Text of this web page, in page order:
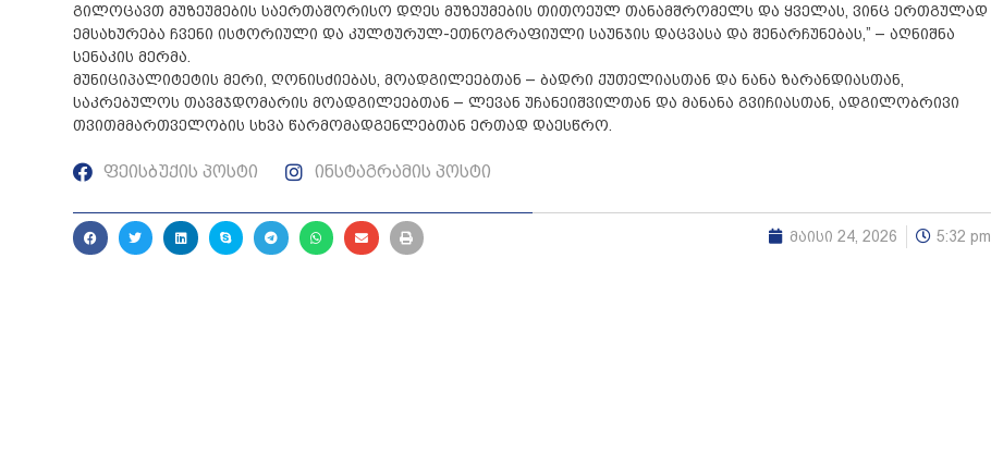
გილოცავთ მუზეუმების საერთაშორისო დღეს მუზეუმების თითოეულ თანამშრომელს და ყველას, ვინც ერთგულად
ემსახურება ჩვენი ისტორიული და კულტურულ-ეთნოგრაფიული საუნჯის დაცვასა და შენარჩუნებას,” – აღნიშნა
სენაკის მერმა.
მუნიციპალიტეტის მერი, ღონისძიებას, მოადგილეებთან – ბადრი ქუთელიასთან და ნანა ზარანდიასთან,
საკრებულოს თავმჯდომარის მოადგილეებთან – ლევან უჩანეიშვილთან და მანანა გვიჩიასთან, ადგილობრივი
თვითმმართველობის სხვა წარმომადგენლებთან ერთად დაესწრო.
ფეისბუქის პოსტი ინსტაგრამის პოსტი
მაისი 24, 2026 5:32 pm